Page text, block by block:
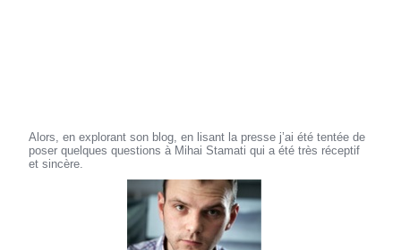
Alors, en explorant son blog, en lisant la presse j’ai été tentée de
poser quelques questions à Mihai Stamati qui a été très réceptif
et sincère.